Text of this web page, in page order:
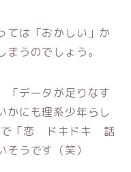
ては「おかしい」か
うのでしょう。
「データが足りなす
かにも理系少年らし
で「恋 ドキドキ 話
うです（笑）